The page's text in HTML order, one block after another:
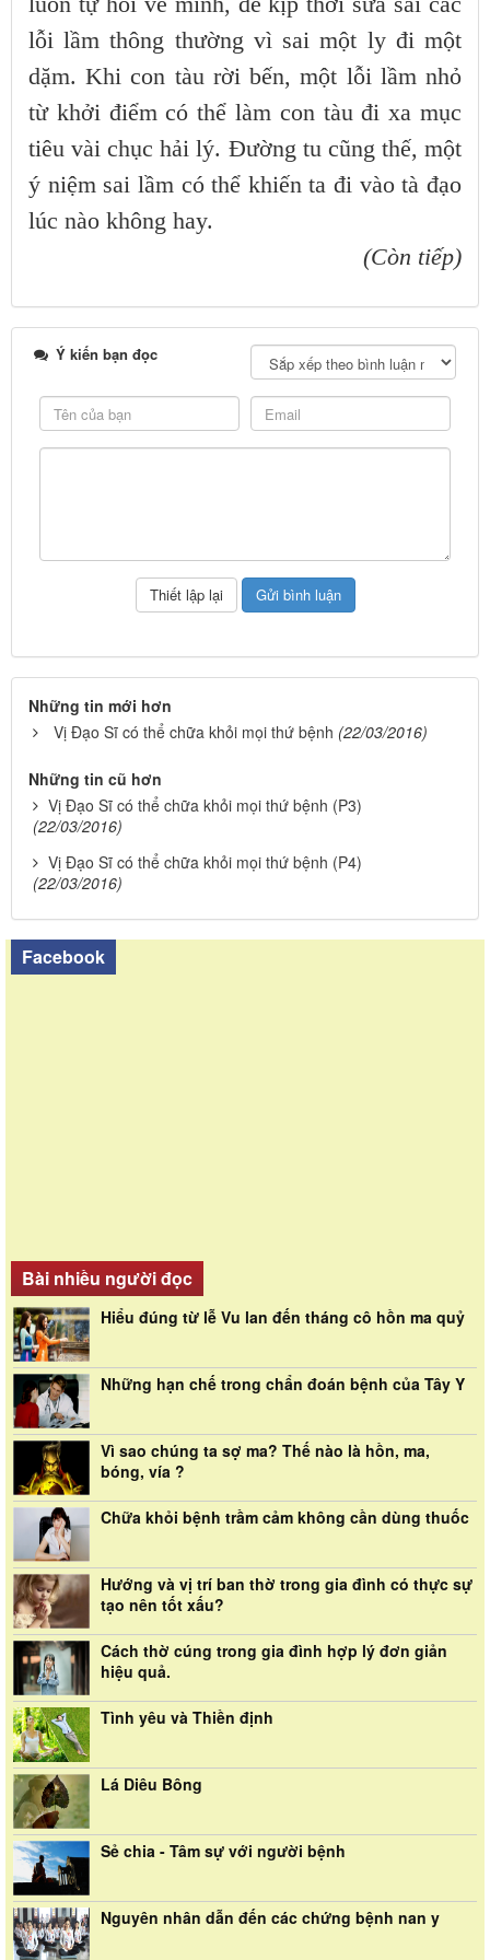
lỗi lầm thông thường vì sai một ly đi một
dặm. Khi con tàu rời bến, một lỗi lầm nhỏ
từ khởi điểm có thể làm con tàu đi xa mục
tiêu vài chục hải lý. Đường tu cũng thế, một
ý niệm sai lầm có thể khiến ta đi vào tà đạo
lúc nào không hay.
(Còn tiếp)
Ý kiến bạn đọc
Những tin mới hơn
Vị Đạo Sĩ có thể chữa khỏi mọi thứ bệnh (22/03/2016)
Những tin cũ hơn
Vị Đạo Sĩ có thể chữa khỏi mọi thứ bệnh (P3)
(22/03/2016)
Vị Đạo Sĩ có thể chữa khỏi mọi thứ bệnh (P4)
(22/03/2016)
Facebook
Bài nhiều người đọc
Hiểu đúng từ lễ Vu lan đến tháng cô hồn ma quỷ
Những hạn chế trong chẩn đoán bệnh của Tây Y
Vì sao chúng ta sợ ma? Thế nào là hồn, ma,
bóng, vía ?
Chữa khỏi bệnh trầm cảm không cần dùng thuốc
Hướng và vị trí ban thờ trong gia đình có thực sự
tạo nên tốt xấu?
Cách thờ cúng trong gia đình hợp lý đơn giản
hiệu quả.
Tình yêu và Thiền định
Lá Diêu Bông
Sẻ chia - Tâm sự với người bệnh
Nguyên nhân dẫn đến các chứng bệnh nan y